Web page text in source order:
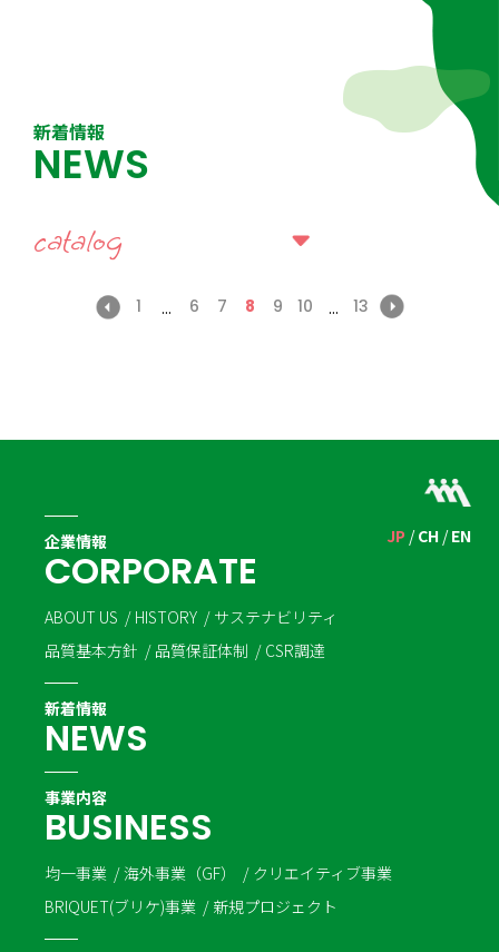
新着情報
NEWS
catalog
1 ... 6 7 8 9 10 ... 13
JP CH EN
企業情報
CORPORATE
ABOUT US HISTORY
サステナビリティ
品質基本方針
品質保証体制 CSR調達
新着情報
NEWS
事業内容
BUSINESS
均一事業 海外事業（GF）
クリエイティブ事業
BRIQUET(ブリケ)事業
新規プロジェクト